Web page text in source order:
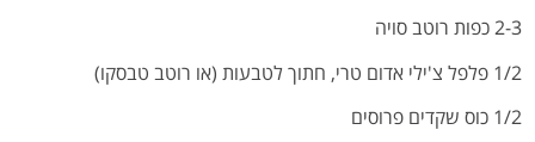
2-3 כפות רוטב סויה
1/2 פלפל צ'ילי אדום טרי, חתוך לטבעות (או רוטב טבסקו)
1/2 כוס שקדים פרוסים